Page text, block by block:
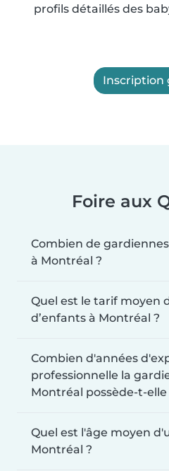
profils détaillés des
Inscription
Foire aux
Combien de
à Montréal ?
Quel est le tarif moyen
d’enfants à Montréal ?
Combien d'années
professionnelle la
Montréal possède-t-elle
Quel est l'âge moyen
Montréal ?